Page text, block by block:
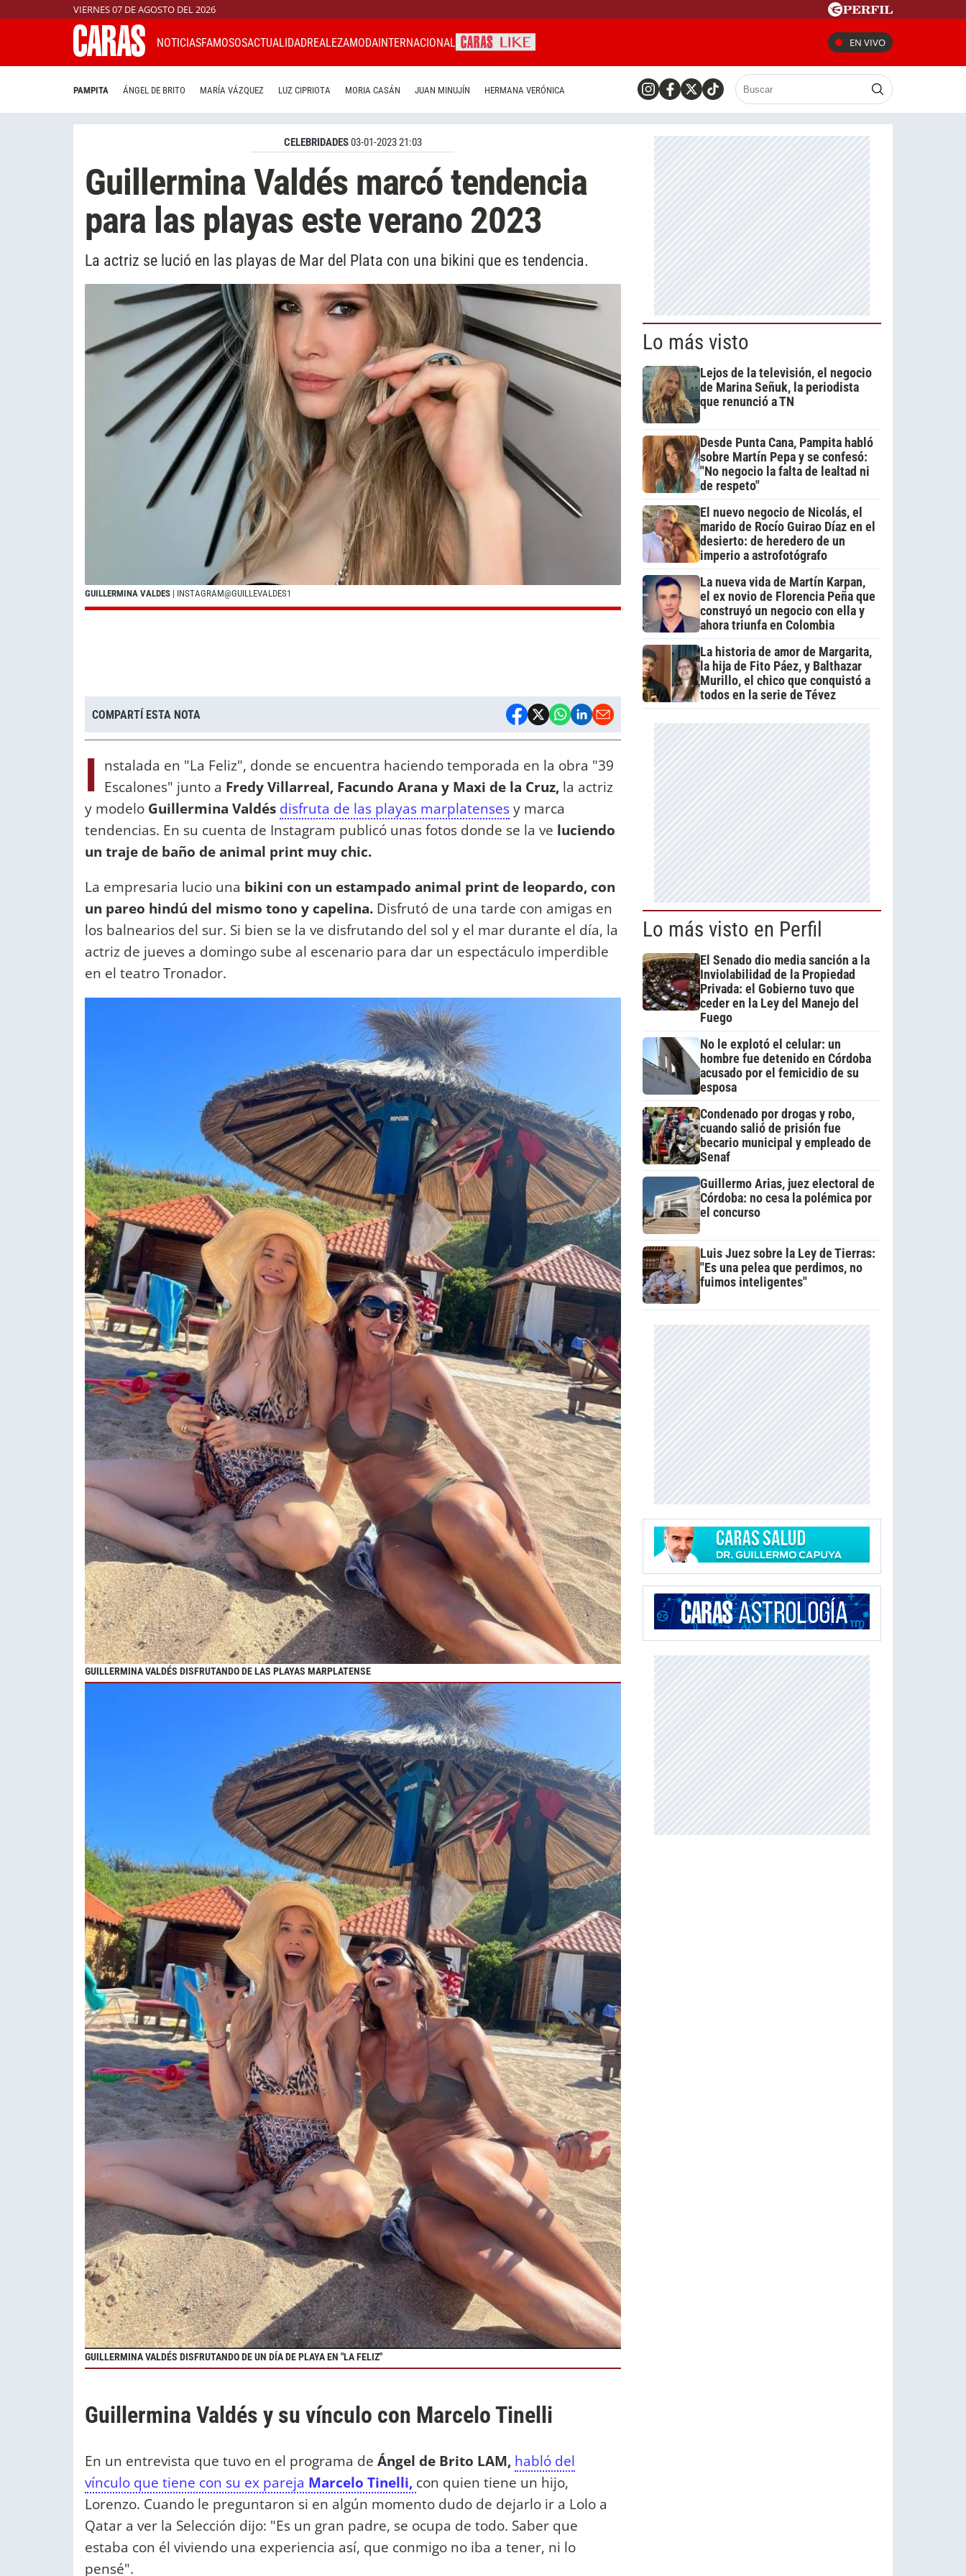
VIERNES 07 DE AGOSTO DEL 2026
NOTICIASFAMOSOSACTUALIDADREALEZAMODAINTERNACIONAL EN VIVO
PAMPITA ÁNGEL DE BRITO MARÍA VÁZQUEZ LUZ CIPRIOTA MORIA CASÁN JUAN MINUJÍN HERMANA VERÓNICA
CELEBRIDADES03-01-2023 21:03
Guillermina Valdés marcó tendencia
para las playas este verano 2023
La actriz se lució en las playas de Mar del Plata con una bikini que es tendencia.
GUILLERMINA VALDES | INSTAGRAM@GUILLEVALDES1
COMPARTÍ ESTA NOTA
I nstalada en "La Feliz", donde se encuentra haciendo temporada en la obra "39
Escalones" junto a Fredy Villarreal, Facundo Arana y Maxi de la Cruz, la actriz
y modelo Guillermina Valdés disfruta de las playas marplatensesy marca
tendencias. En su cuenta de Instagram publicó unas fotos donde se la ve luciendo
un traje de baño de animal print muy chic.
La empresaria lucio una bikini con un estampado animal print de leopardo, con
un pareo hindú del mismo tono y capelina. Disfrutó de una tarde con amigas en
los balnearios del sur. Si bien se la ve disfrutando del sol y el mar durante el día, la
actriz de jueves a domingo sube al escenario para dar un espectáculo imperdible
en el teatro Tronador.
GUILLERMINA VALDÉS DISFRUTANDO DE LAS PLAYAS MARPLATENSE
GUILLERMINA VALDÉS DISFRUTANDO DE UN DÍA DE PLAYA EN "LA FELIZ"
Guillermina Valdés y su vínculo con Marcelo Tinelli
En un entrevista que tuvo en el programa de Ángel de Brito LAM, habló del
vínculo que tiene con su ex pareja Marcelo Tinelli, con quien tiene un hijo,
Lorenzo. Cuando le preguntaron si en algún momento dudo de dejarlo ir a Lolo a
Qatar a ver la Selección dijo: "Es un gran padre, se ocupa de todo. Saber que
estaba con él viviendo una experiencia así, que conmigo no iba a tener, ni lo
pensé".
Lo más visto
Lejos de la televisión, el negocio
de Marina Señuk, la periodista
que renunció a TN
Desde Punta Cana, Pampita habló
sobre Martín Pepa y se confesó:
"No negocio la falta de lealtad ni
de respeto"
El nuevo negocio de Nicolás, el
marido de Rocío Guirao Díaz en el
desierto: de heredero de un
imperio a astrofotógrafo
La nueva vida de Martín Karpan,
el ex novio de Florencia Peña que
construyó un negocio con ella y
ahora triunfa en Colombia
La historia de amor de Margarita,
la hija de Fito Páez, y Balthazar
Murillo, el chico que conquistó a
todos en la serie de Tévez
Lo más visto en Perfil
El Senado dio media sanción a la
Inviolabilidad de la Propiedad
Privada: el Gobierno tuvo que
ceder en la Ley del Manejo del
Fuego
No le explotó el celular: un
hombre fue detenido en Córdoba
acusado por el femicidio de su
esposa
Condenado por drogas y robo,
cuando salió de prisión fue
becario municipal y empleado de
Senaf
Guillermo Arias, juez electoral de
Córdoba: no cesa la polémica por
el concurso
Luis Juez sobre la Ley de Tierras:
"Es una pelea que perdimos, no
fuimos inteligentes"